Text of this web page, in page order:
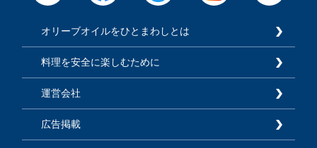
オリーブオイルをひとまわしとは
料理を安全に楽しむために
運営会社
広告掲載